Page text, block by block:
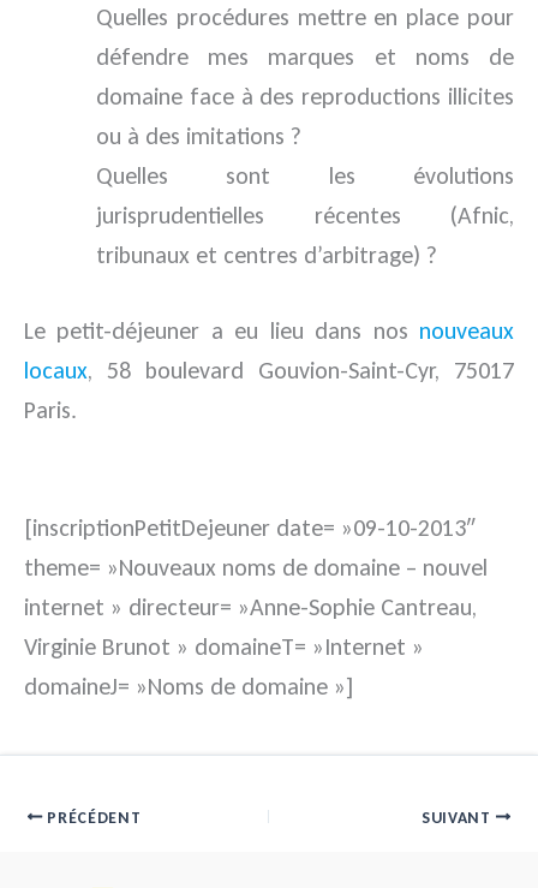
Quelles procédures mettre en place pour
défendre mes marques et noms de
domaine face à des reproductions illicites
ou à des imitations ?
Quelles sont les évolutions
jurisprudentielles récentes (Afnic,
tribunaux et centres d’arbitrage) ?
Le petit-déjeuner a eu lieu dans nos nouveaux
locaux, 58 boulevard Gouvion-Saint-Cyr, 75017
Paris.
[inscriptionPetitDejeuner date= »09-10-2013″
theme= »Nouveaux noms de domaine – nouvel
internet » directeur= »Anne-Sophie Cantreau,
Virginie Brunot » domaineT= »Internet »
domaineJ= »Noms de domaine »]
PRÉCÉDENT SUIVANT